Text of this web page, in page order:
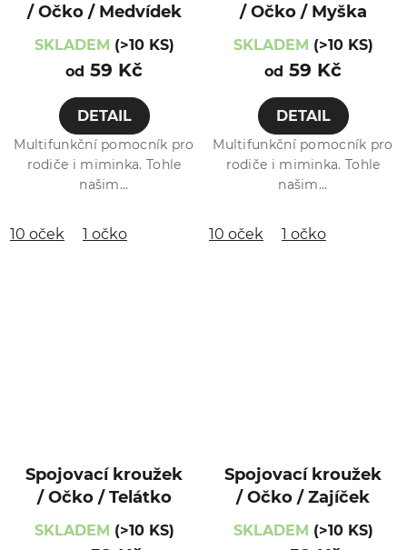
/ Očko / Medvídek
SKLADEM (>10 KS)
od 59 Kč
DETAIL
Multifunkční pomocník pro
rodiče i miminka. Tohle
našim...
10 oček 1 očko
/ Očko / Myška
SKLADEM (>10 KS)
od 59 Kč
DETAIL
Multifunkční pomocník pro
rodiče i miminka. Tohle
našim...
10 oček 1 očko
Spojovací kroužek
/ Očko / Telátko
SKLADEM (>10 KS)
Spojovací kroužek
/ Očko / Zajíček
SKLADEM (>10 KS)